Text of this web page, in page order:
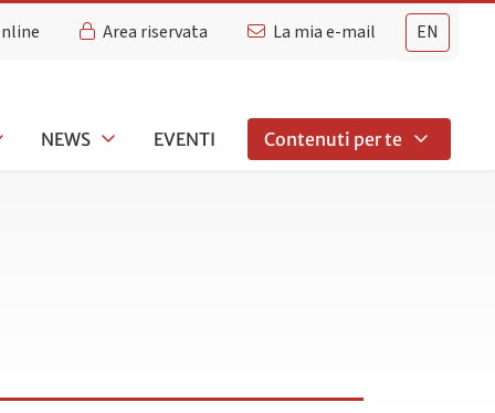
EN
Area riservata La mia e-mail
NEWS EVENTI Contenuti per te